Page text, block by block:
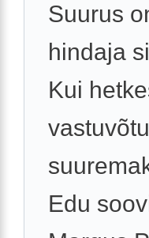
Suurus
hindaja
Kui
Edu